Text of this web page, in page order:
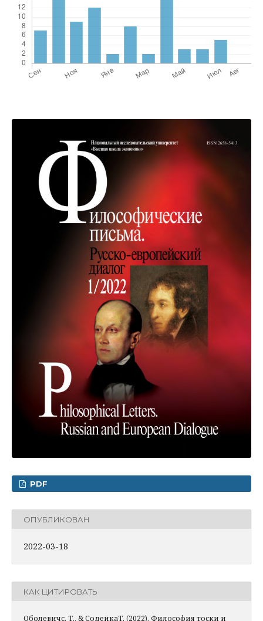
PDF
ОПУБЛИКОВАН
2022-03-18
КАК ЦИТИРОВАТЬ
Оболевичс. Т., & СодейкаТ. (2022). Философия тоски и